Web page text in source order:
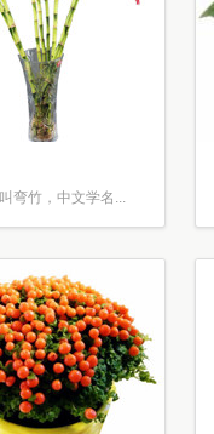
弯竹，中文学名...